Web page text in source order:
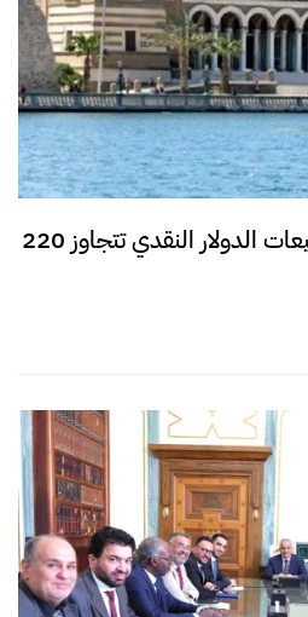
مصرف ليبيا المركزي: مبيعات الدولار النقدي تتجاوز 220